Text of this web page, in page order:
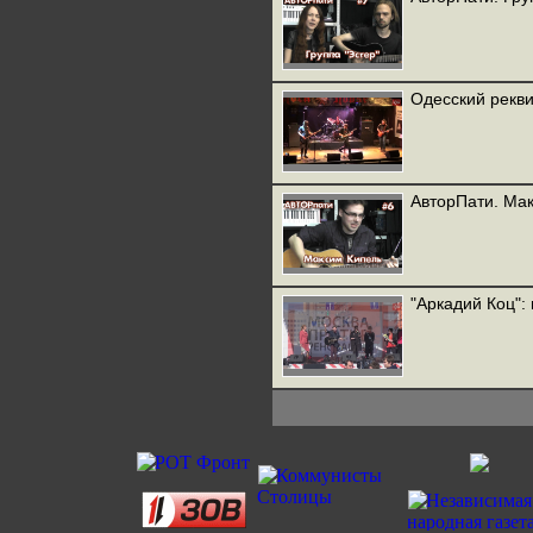
Одесский
АвторПати.
"Аркадий Коц":